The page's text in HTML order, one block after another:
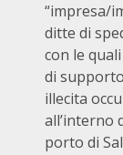
“impresa/
ditte di
con le
di
illecita
all’interno
porto di